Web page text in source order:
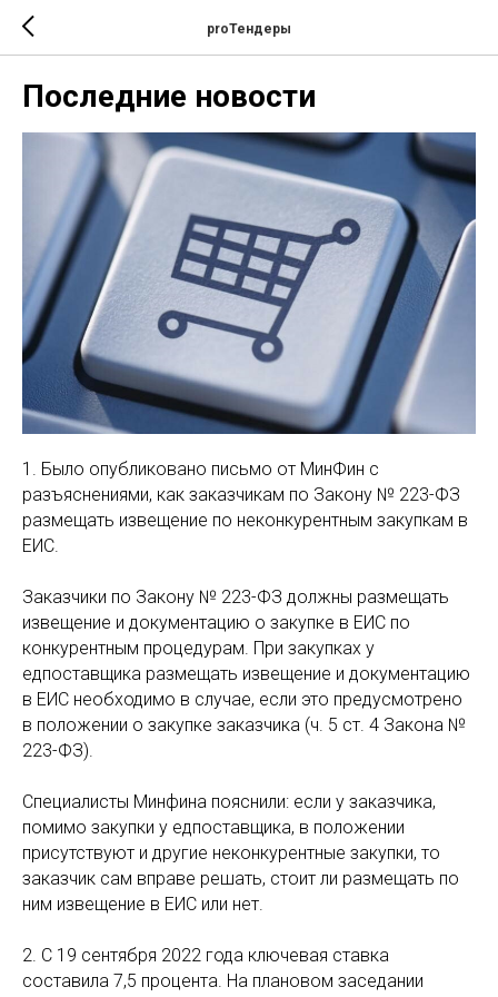
proТендеры
Последние новости
1. Было опубликовано письмо от МинФин с
разъяснениями, как заказчикам по Закону № 223-ФЗ
размещать извещение по неконкурентным закупкам в
ЕИС.
Заказчики по Закону № 223-ФЗ должны размещать
извещение и документацию о закупке в ЕИС по
конкурентным процедурам. При закупках у
едпоставщика размещать извещение и документацию
в ЕИС необходимо в случае, если это предусмотрено
в положении о закупке заказчика (ч. 5 ст. 4 Закона №
223-ФЗ).
Специалисты Минфина пояснили: если у заказчика,
помимо закупки у едпоставщика, в положении
присутствуют и другие неконкурентные закупки, то
заказчик сам вправе решать, стоит ли размещать по
ним извещение в ЕИС или нет.
2. С 19 сентября 2022 года ключевая ставка
составила 7,5 процента. На плановом заседании